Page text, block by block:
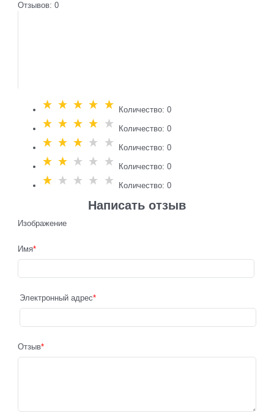
Отзывов: 0
Количество: 0
Количество: 0
Количество: 0
Количество: 0
Количество: 0
Написать отзыв
Изображение
Имя
Электронный адрес
Отзыв